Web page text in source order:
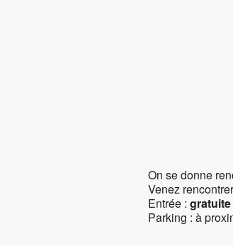
On se donne
Venez
Entrée : gratuite
Parking : à